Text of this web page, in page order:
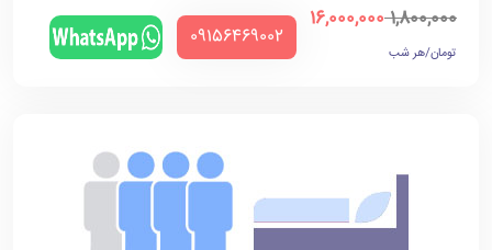
1,800,000
16,000,000
تومان/هر شب
‪09156469002‬